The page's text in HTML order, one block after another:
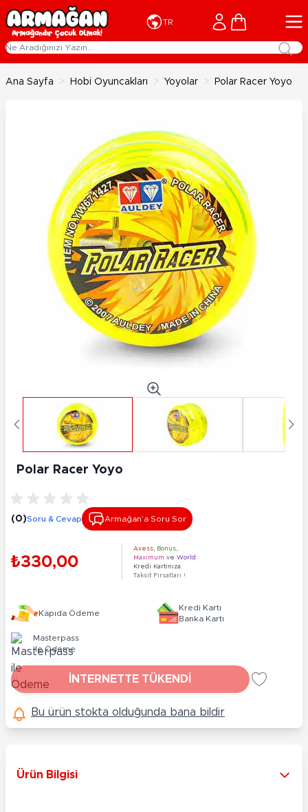
İçeriğe geç
TR Cart
Ana Sayfa > Hobi Oyuncakları > Yoyolar > Polar Racer Yoyo
Polar Racer Yoyo
(0)Soru & Cevap Armağan’a Soru Sor
₺330,00
Axess Bonus
Maximum ve World
Kredi Kartınıza
Taksit Fırsatları !
Kapıda Ödeme
Kredi Kartı
Banka Kartı
Masterpass
ile Ödeme
İNTERNETTE TÜKENDİ
Bu ürün stokta olduğunda bana bildir
Ürün Bilgisi